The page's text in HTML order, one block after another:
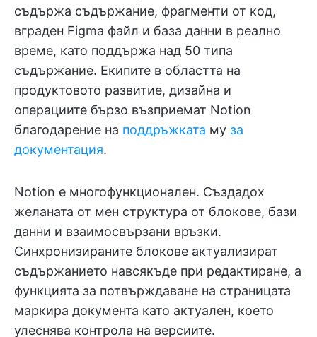
съдържа съдържание, фрагменти от код,
вграден Figma файл и база данни в реално
време, като поддържа над 50 типа
съдържание. Екипите в областта на
продуктовото развитие, дизайна и
операциите бързо възприемат Notion
благодарение на поддръжката му за
документация.
Notion е многофункционален. Създадох
желаната от мен структура от блокове, бази
данни и взаимосвързани връзки.
Синхронизираните блокове актуализират
съдържанието навсякъде при редактиране, а
функцията за потвърждаване на страницата
маркира документа като актуален, което
улеснява контрола на версиите.